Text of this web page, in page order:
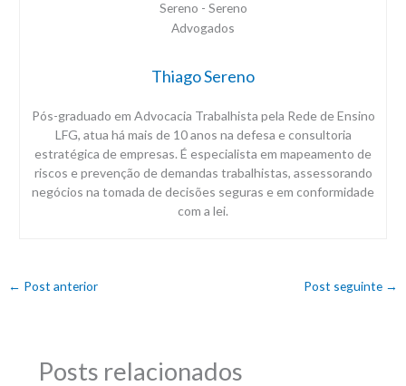
Thiago Sereno
Pós-graduado em Advocacia Trabalhista pela Rede de Ensino
LFG, atua há mais de 10 anos na defesa e consultoria
estratégica de empresas. É especialista em mapeamento de
riscos e prevenção de demandas trabalhistas, assessorando
negócios na tomada de decisões seguras e em conformidade
com a lei.
← Post anterior Post seguinte →
Posts relacionados